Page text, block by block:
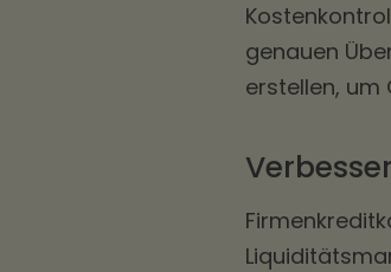
genauen
erstellen,